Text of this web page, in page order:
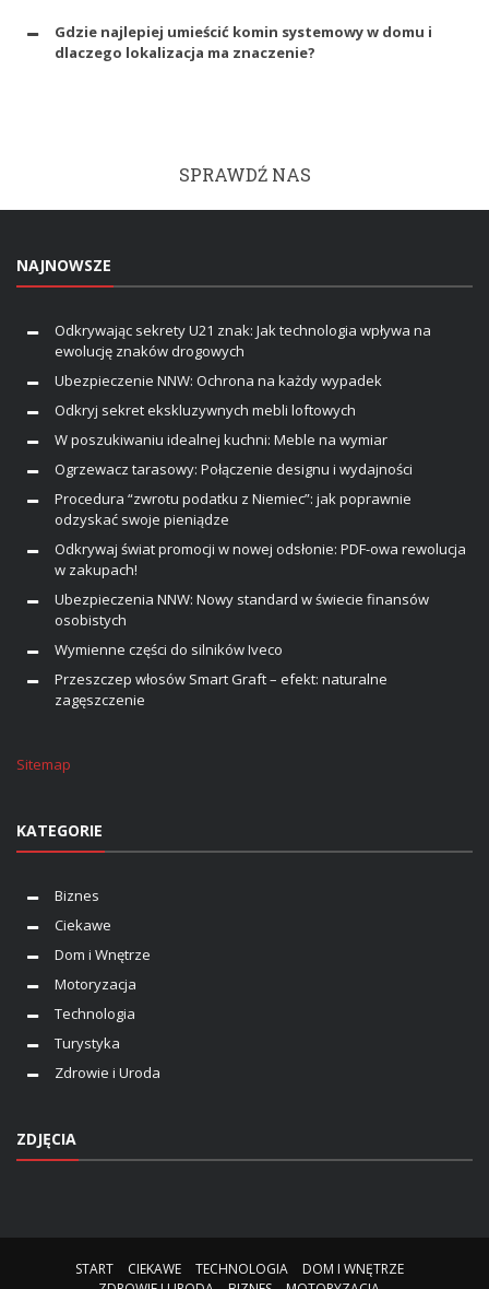
Gdzie najlepiej umieścić komin systemowy w domu i
dlaczego lokalizacja ma znaczenie?
SPRAWDŹ NAS
NAJNOWSZE
Odkrywając sekrety U21 znak: Jak technologia wpływa na
ewolucję znaków drogowych
Ubezpieczenie NNW: Ochrona na każdy wypadek
Odkryj sekret ekskluzywnych mebli loftowych
W poszukiwaniu idealnej kuchni: Meble na wymiar
Ogrzewacz tarasowy: Połączenie designu i wydajności
Procedura “zwrotu podatku z Niemiec”: jak poprawnie
odzyskać swoje pieniądze
Odkrywaj świat promocji w nowej odsłonie: PDF-owa rewolucja
w zakupach!
Ubezpieczenia NNW: Nowy standard w świecie finansów
osobistych
Wymienne części do silników Iveco
Przeszczep włosów Smart Graft – efekt: naturalne
zagęszczenie
Sitemap
KATEGORIE
Biznes
Ciekawe
Dom i Wnętrze
Motoryzacja
Technologia
Turystyka
Zdrowie i Uroda
ZDJĘCIA
START CIEKAWE TECHNOLOGIA
DOM I WNĘTRZE